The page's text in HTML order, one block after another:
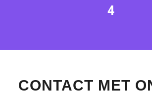
4
CONTACT MET